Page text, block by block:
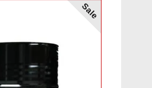
Sale